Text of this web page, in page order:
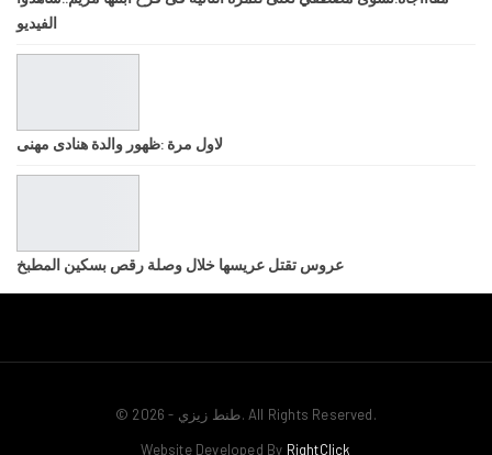
الفيديو
لاول مرة :ظهور والدة هنادى مهنى
عروس تقتل عريسها خلال وصلة رقص بسكين المطبخ
© 2026 - طنط زيزي. All Rights Reserved.
Website Developed By RightClick